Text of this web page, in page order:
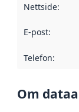
Nettside:
E-post:
Telefon:
Om